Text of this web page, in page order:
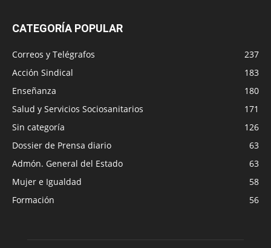
CATEGORÍA POPULAR
Correos y Telégrafos
237
Acción Sindical
183
Enseñanza
180
Salud y Servicios Sociosanitarios
171
Sin categoría
126
Dossier de Prensa diario
63
Admón. General del Estado
63
Mujer e Igualdad
58
Formación
56